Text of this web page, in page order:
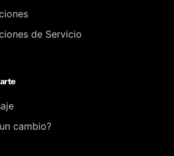
de Servicio
cambio?